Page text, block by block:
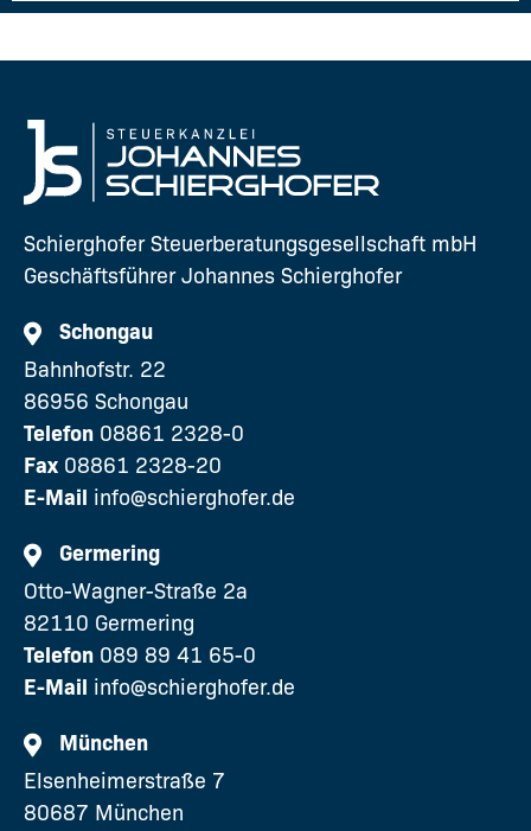
Schierghofer Steuerberatungsgesellschaft mbH
Geschäftsführer Johannes Schierghofer
Schongau
Bahnhofstr. 22
86956 Schongau
Telefon 08861 2328-0
Fax 08861 2328-20
E-Mail info@schierghofer.de
Germering
Otto-Wagner-Straße 2a
82110 Germering
Telefon 089 89 41 65-0
E-Mail info@schierghofer.de
München
Elsenheimerstraße 7
80687 München